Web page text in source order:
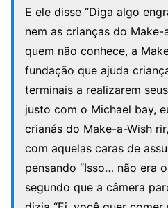
E ele disse “Diga algo
nem as crianças do Make-
quem não conhece, a
fundação que ajuda
terminais a realizarem
justo com o Michael bay,
crianás do Make-a-Wish
com aquelas caras de
pensando “Isso… não era
segundo que a câmera